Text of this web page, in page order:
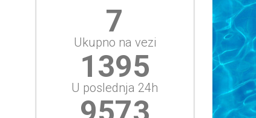
9
Ukupno na vezi
1674
U poslednja 24h